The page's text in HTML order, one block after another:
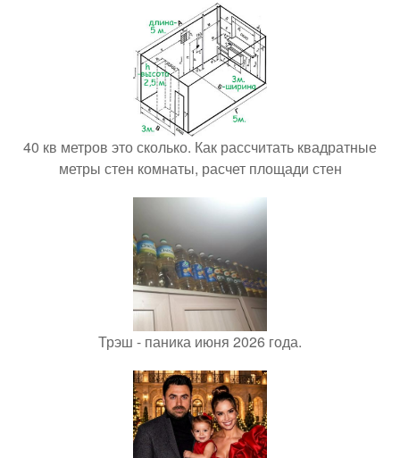
40 кв метров это сколько. Как рассчитать квадратные
метры стен комнаты, расчет площади стен
Трэш - паника июня 2026 года.